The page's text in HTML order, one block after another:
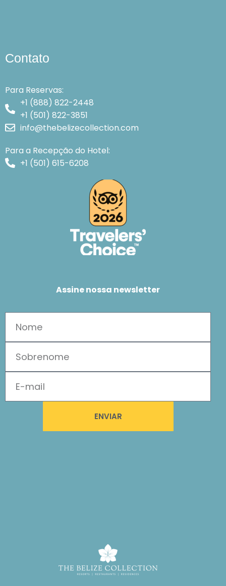
Contato
Para Reservas:
+1 (888) 822-2448
+1 (501) 822-3851
info@thebelizecollection.com
Para a Recepção do Hotel:
+1 (501) 615-6208
Assine nossa newsletter
ENVIAR